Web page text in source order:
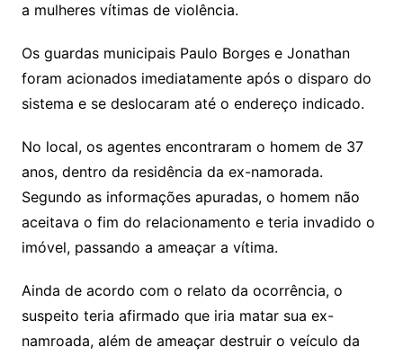
a mulheres vítimas de violência.
Os guardas municipais Paulo Borges e Jonathan
foram acionados imediatamente após o disparo do
sistema e se deslocaram até o endereço indicado.
No local, os agentes encontraram o homem de 37
anos, dentro da residência da ex-namorada.
Segundo as informações apuradas, o homem não
aceitava o fim do relacionamento e teria invadido o
imóvel, passando a ameaçar a vítima.
Ainda de acordo com o relato da ocorrência, o
suspeito teria afirmado que iria matar sua ex-
namroada, além de ameaçar destruir o veículo da